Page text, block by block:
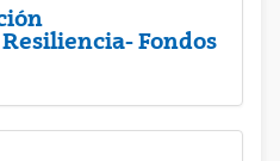
Fondos